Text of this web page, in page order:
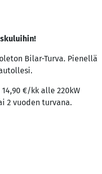
Bilar-Turva. Pienellä
€/kk alle 220kW
2 vuoden turvana.